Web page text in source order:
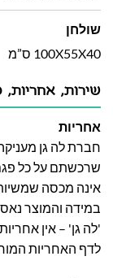
שולחן
100X55X40 ס”מ
שירות, אחריות,
אחריות
שרכשתם על כל
אינה מכסה
במידה והמוצר
'לה גן' – אין
לדף האחריות